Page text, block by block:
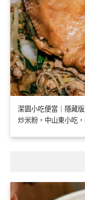
潔園小吃便當｜隱藏
炒米粉，中山東小吃